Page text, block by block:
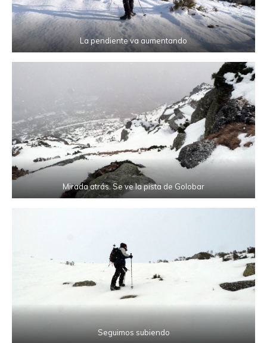
La pendiente va aumentando
Mirada atrás. Se ve la pista de Golobar
Seguimos subiendo